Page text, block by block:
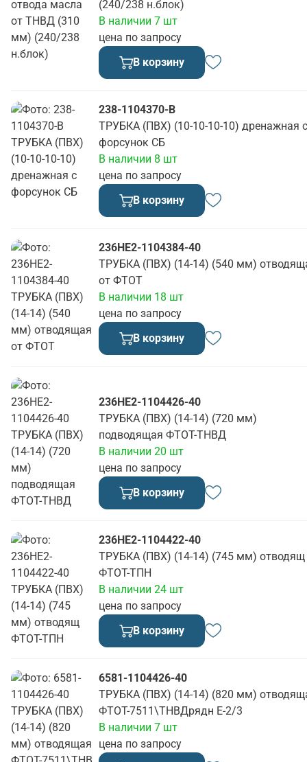
(240/238 н.блок)
цена по запросу
В наличии 7 шт
В корзину
238-1104370-В
ТРУБКА (ПВХ) (10-10-10-10) дренажная с
форсунок СБ
цена по запросу
В наличии 8 шт
В корзину
236НЕ2-1104384-40
ТРУБКА (ПВХ) (14-14) (540 мм)
от ФТОТ
цена по запросу
В наличии 18 шт
В корзину
236НЕ2-1104426-40
ТРУБКА (ПВХ) (14-14) (720 мм)
подводящая ФТОТ-ТНВД
цена по запросу
В наличии 20 шт
В корзину
236НЕ2-1104422-40
ТРУБКА (ПВХ) (14-14) (745 мм) отводящ
ФТОТ-ТПН
цена по запросу
В наличии 24 шт
В корзину
6581-1104426-40
ТРУБКА (ПВХ) (14-14) (820 мм)
ФТОТ-7511\ТНВДрядн Е-2/3
цена по запросу
В наличии 7 шт